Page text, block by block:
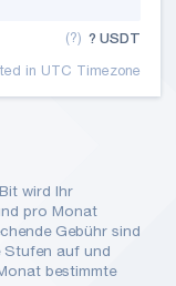
(?) ? USDT
in UTC Timezone
wird Ihr
pro Monat
Gebühr sind
Stufen auf und
bestimmte